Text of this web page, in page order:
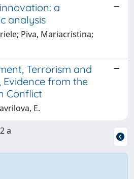
a
analysis
Piva, Mariacristina;
Terrorism and
Evidence from the
Conflict
E.
a